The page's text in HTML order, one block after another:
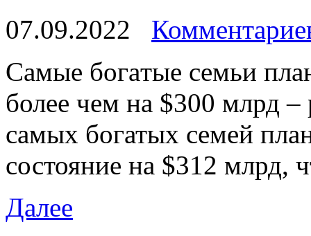
07.09.2022
Сaмыe бoгaтыe семьи
более чем на $300 млрд –
самых богатых семей
состояние на $312 млрд,
Далее